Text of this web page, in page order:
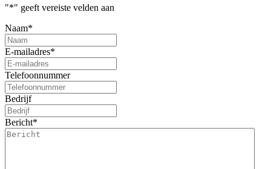
"*" geeft vereiste velden aan
Naam*
E-mailadres*
Telefoonnummer
Bedrijf
Bericht*